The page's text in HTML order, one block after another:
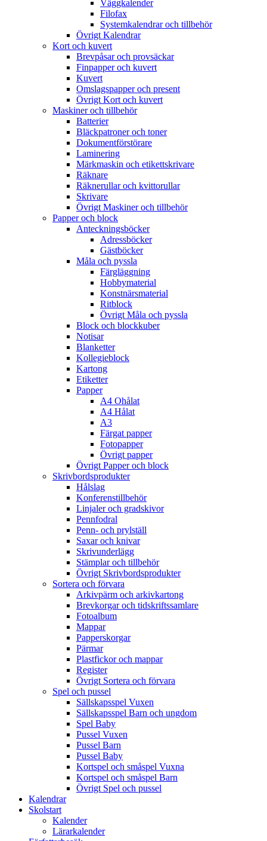
Väggkalender
Filofax
Systemkalendrar och tillbehör
Övrigt Kalendrar
Kort och kuvert
Brevpåsar och provsäckar
Finpapper och kuvert
Kuvert
Omslagspapper och present
Övrigt Kort och kuvert
Maskiner och tillbehör
Batterier
Bläckpatroner och toner
Dokumentförstörare
Laminering
Märkmaskin och etikettskrivare
Räknare
Räknerullar och kvittorullar
Skrivare
Övrigt Maskiner och tillbehör
Papper och block
Anteckningsböcker
Adressböcker
Gästböcker
Måla och pyssla
Färgläggning
Hobbymaterial
Konstnärsmaterial
Ritblock
Övrigt Måla och pyssla
Block och blockkuber
Notisar
Blanketter
Kollegieblock
Kartong
Etiketter
Papper
A4 Ohålat
A4 Hålat
A3
Färgat papper
Fotopapper
Övrigt papper
Övrigt Papper och block
Skrivbordsprodukter
Hålslag
Konferenstillbehör
Linjaler och gradskivor
Pennfodral
Penn- och prylställ
Saxar och knivar
Skrivunderlägg
Stämplar och tillbehör
Övrigt Skrivbordsprodukter
Sortera och förvara
Arkivpärm och arkivkartong
Brevkorgar och tidskriftssamlare
Fotoalbum
Mappar
Papperskorgar
Pärmar
Plastfickor och mappar
Register
Övrigt Sortera och förvara
Spel och pussel
Sällskapsspel Vuxen
Sällskapsspel Barn och ungdom
Spel Baby
Pussel Vuxen
Pussel Barn
Pussel Baby
Kortspel och småspel Vuxna
Kortspel och småspel Barn
Övrigt Spel och pussel
Kalendrar
Skolstart
Kalender
Lärarkalender